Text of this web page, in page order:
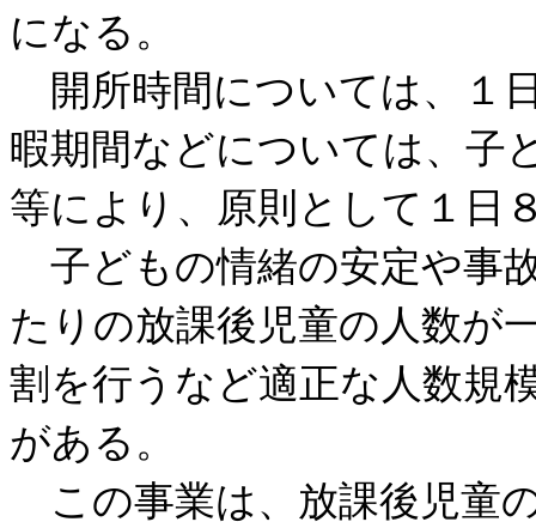
になる。
開所時間については、１
暇期間などについては、子
等により、原則として１日
子どもの情緒の安定や事
たりの放課後児童の人数が
割を行うなど適正な人数規
がある。
この事業は、放課後児童